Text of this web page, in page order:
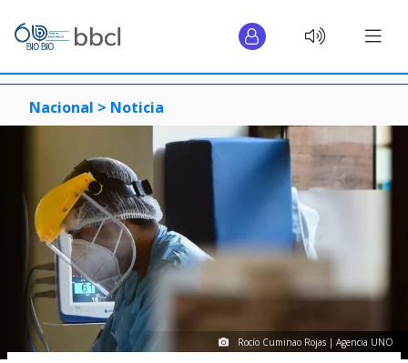
Nacional > Noticia
Rocío Cuminao Rojas | Agencia UNO